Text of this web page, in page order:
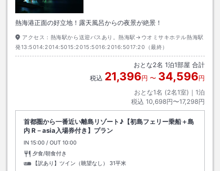
熱海港正面の好立地！露天風呂からの夜景が絶景！
アクセス： 熱海駅から送迎バスあり。熱海駅→ウオミサキホテル熱海駅
発13:5014:2014:5015:2015:5016:2016:5017:20（最終）
おとな2名 1泊1部屋 合計
税込 21,396円 〜 34,596円
おとな1名 (2名1室)｜ 1泊
税込 10,698円〜17,298円
首都圏から一番近い離島リゾート♪【初島フェリー乗船＋島
内 R－asia入場券付き】プラン
IN チェックイン
15:00 / OUT チェックアウト
10:00
夕食/朝食付き
【訳あり】ツイン（眺望なし）
31平米